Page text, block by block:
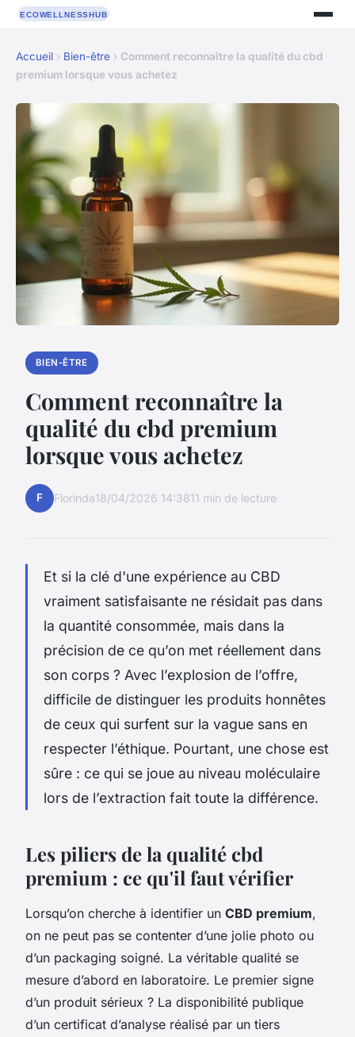
Accueil › Bien-être › Comment reconnaître la qualité du cbd
premium lorsque vous achetez
BIEN-ÊTRE
Comment reconnaître la
qualité du cbd premium
lorsque vous achetez
F Florinda18/04/2026 14:3811 min de lecture
Et si la clé d'une expérience au CBD
vraiment satisfaisante ne résidait pas dans
la quantité consommée, mais dans la
précision de ce qu’on met réellement dans
son corps ? Avec l’explosion de l’offre,
difficile de distinguer les produits honnêtes
de ceux qui surfent sur la vague sans en
respecter l’éthique. Pourtant, une chose est
sûre : ce qui se joue au niveau moléculaire
lors de l’extraction fait toute la différence.
Les piliers de la qualité cbd
premium : ce qu'il faut vérifier
Lorsqu’on cherche à identifier un CBD premium,
on ne peut pas se contenter d’une jolie photo ou
d’un packaging soigné. La véritable qualité se
mesure d’abord en laboratoire. Le premier signe
d’un produit sérieux ? La disponibilité publique
d’un certificat d’analyse réalisé par un tiers